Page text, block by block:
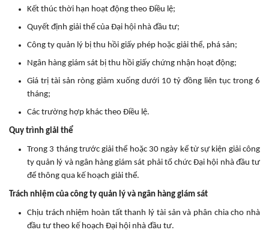
Kết thúc thời hạn hoạt động theo Điều lệ;
Quyết định giải thể của Đại hội nhà đầu tư;
Công ty quản lý bị thu hồi giấy phép hoặc giải thể, phá sản;
Ngân hàng giám sát bị thu hồi giấy chứng nhận hoạt động;
Giá trị tài sản ròng giảm xuống dưới 10 tỷ đồng liên tục trong 6
tháng;
Các trường hợp khác theo Điều lệ.
Quy trình giải thể
Trong 3 tháng trước giải thể hoặc 30 ngày kể từ sự kiện giải công
ty quản lý và ngân hàng giám sát phải tổ chức Đại hội nhà đầu tư
để thông qua kế hoạch giải thể.
Trách nhiệm của công ty quản lý và ngân hàng giám sát
Chịu trách nhiệm hoàn tất thanh lý tài sản và phân chia cho nhà
đầu tư theo kế hoạch Đại hội nhà đầu tư.